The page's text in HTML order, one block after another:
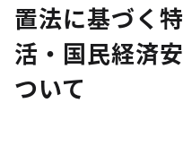
置法に基づく
活・国民経済
ついて